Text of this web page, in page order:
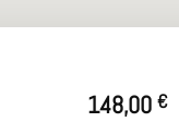
148,00 €